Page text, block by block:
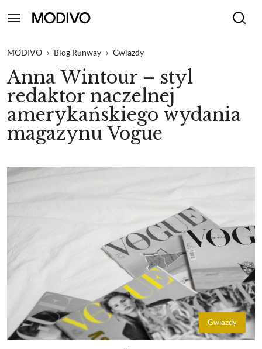
MODIVO › Blog Runway › Gwiazdy
Anna Wintour – styl
redaktor naczelnej
amerykańskiego wydania
magazynu Vogue
Gwiazdy